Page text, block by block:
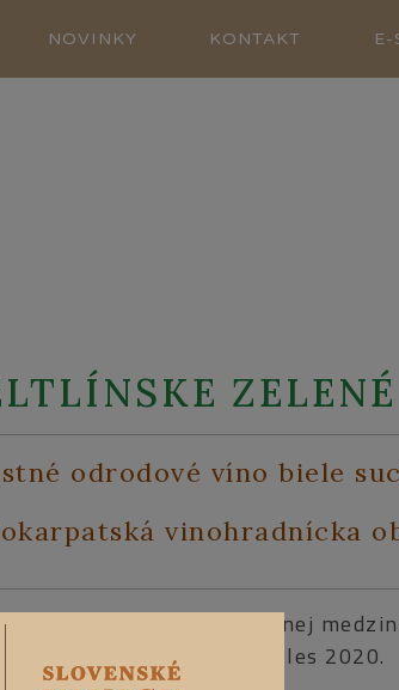
NOVINKY KONTAKT E-
ZELENÉ
odrodové víno biele
vinohradnícka
zlatej medaile na prestížnej
Mondial de Bruxelles 2020.